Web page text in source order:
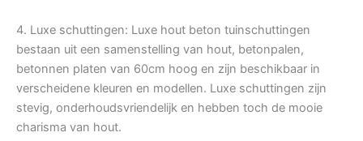
4. Luxe schuttingen: Luxe hout beton tuinschuttingen
bestaan uit een samenstelling van hout, betonpalen,
betonnen platen van 60cm hoog en zijn beschikbaar in
verscheidene kleuren en modellen. Luxe schuttingen zijn
stevig, onderhoudsvriendelijk en hebben toch de mooie
charisma van hout.